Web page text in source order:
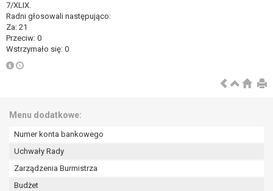
7/XLIX.
Radni głosowali następująco:
Za: 21
Przeciw: 0
Wstrzymało się: 0
Menu dodatkowe:
Numer konta bankowego
Uchwały Rady
Zarządzenia Burmistrza
Budżet